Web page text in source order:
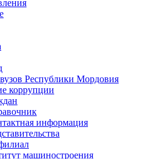
Республики Мордовия
коррупции
информация
машиностроения